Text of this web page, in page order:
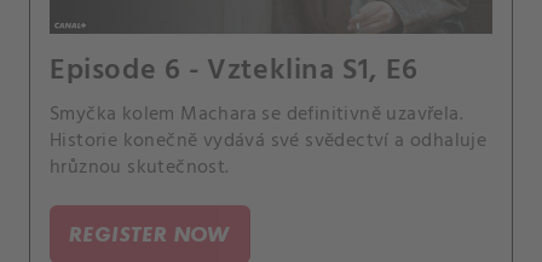
Episode 6 - Vzteklina S1, E6
Smyčka kolem Machara se definitivně uzavřela.
Historie konečně vydává své svědectví a odhaluje
hrůznou skutečnost.
REGISTER NOW